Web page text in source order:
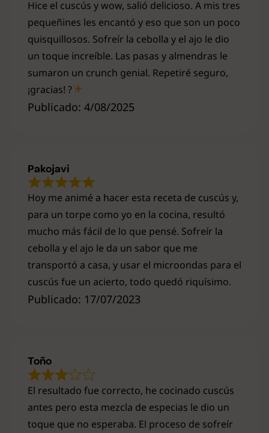
Publicado: 4/08/2025
Hice el cuscús y wow, salió delicioso. A mis tres
pequeñines les encantó y eso que son un poco
quisquillosos. Sofreír la cebolla y el ajo le dio
un toque increíble. Las pasas y almendras le
sumaron un crunch genial. Repetiré seguro,
¡gracias! ?
Publicado: 17/07/2023
Hoy me animé a hacer esta receta de cuscús y,
para un torpe como yo en la cocina, resultó
mucho más fácil de lo que pensé. Sofreír la
cebolla y el ajo le da un sabor que me
transportó a casa, y usar el microondas para el
cuscús fue un acierto, todo quedó riquísimo.
Pakojavi
El resultado fue correcto, he cocinado cuscús
antes pero esta mezcla de especias le dio un
toque que no esperaba. El proceso de sofreír
Toño